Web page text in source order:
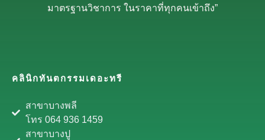
มาตรฐานวิชาการ ในราคาที่ทุกคนเข้าถึง”
คลินิกทันตกรรมเดอะทรี
สาขาบางพลี
โทร 064 936 1459
สาขาบางปู